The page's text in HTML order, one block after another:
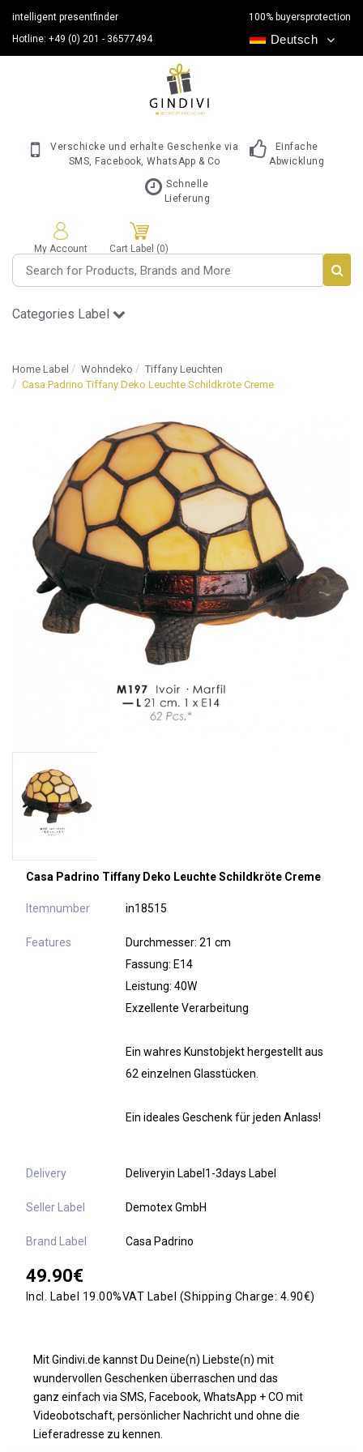
intelligent presentfinder
100% buyersprotection
Hotline: +49 (0) 201 - 36577494
Deutsch
Verschicke und erhalte Geschenke via
SMS, Facebook, WhatsApp & Co
Einfache
Abwicklung
Schnelle
Lieferung
My Account Cart Label (0)
Categories Label
Home Label Wohndeko
Tiffany Leuchten
Casa Padrino Tiffany Deko Leuchte Schildkröte Creme
Casa Padrino Tiffany Deko Leuchte Schildkröte Creme
Itemnumber in18515
Features
Durchmesser: 21 cm
Fassung: E14
Leistung: 40W
Exzellente Verarbeitung
Ein wahres Kunstobjekt hergestellt aus
62 einzelnen Glasstücken.
Ein ideales Geschenk für jeden Anlass!
Delivery Deliveryin Label1-3days Label
Seller Label Demotex GmbH
Brand Label Casa Padrino
49.90€
Incl. Label 19.00%VAT Label (Shipping Charge: 4.90€)
Mit Gindivi.de kannst Du Deine(n) Liebste(n) mit
wundervollen Geschenken überraschen und das
ganz einfach via SMS, Facebook, WhatsApp + CO mit
Videobotschaft, persönlicher Nachricht und ohne die
Lieferadresse zu kennen.